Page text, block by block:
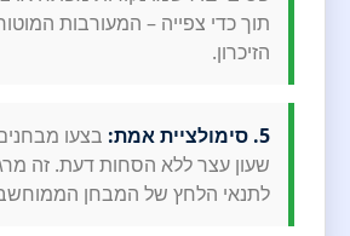
תוך כדי צפייה – המעורבות
הזיכרון.
5. סימולציית אמת:
בצעו
שעון עצר ללא הסחות דעת. זה
לתנאי הלחץ של המבחן